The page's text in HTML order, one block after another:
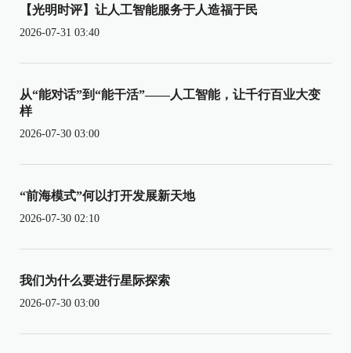
【光明时评】让人工智能服务于人造福于民
2026-07-31 03:40
从“能对话”到“能干活”——人工智能，让千行百业大变
样
2026-07-30 03:00
“前海模式”何以打开发展新天地
2026-07-30 02:10
我们为什么要进行星际探索
2026-07-30 03:00